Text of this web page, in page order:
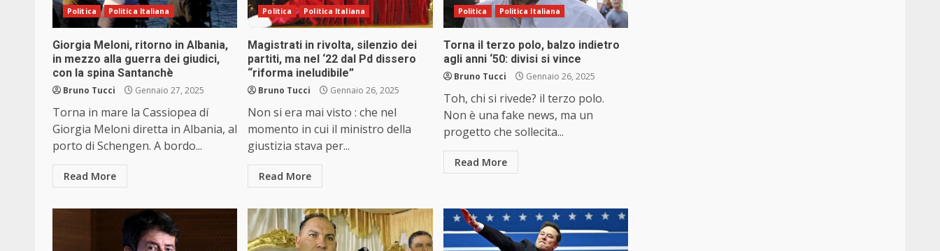
Politica Politica Italiana
Giorgia Meloni, ritorno in Albania,
in mezzo alla guerra dei giudici,
con la spina Santanchè
Bruno Tucci Gennaio 27, 2025
Torna in mare la Cassiopea dí
Giorgia Meloni diretta in Albania, al
porto di Schengen. A bordo...
Read More
Politica Politica Italiana
Magistrati in rivolta, silenzio dei
partiti, ma nel ‘22 dal Pd dissero
“riforma ineludibile”
Bruno Tucci Gennaio 26, 2025
Non si era mai visto : che nel
momento in cui il ministro della
giustizia stava per...
Read More
Politica Politica Italiana
Torna il terzo polo, balzo indietro
agli anni ‘50: divisi si vince
Bruno Tucci Gennaio 26, 2025
Toh, chi si rivede? il terzo polo.
Non è una fake news, ma un
progetto che sollecita...
Read More